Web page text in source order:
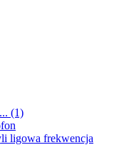
(1)
ligowa frekwencja